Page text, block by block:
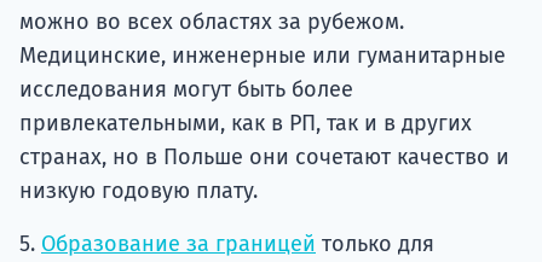
можно во всех областях за рубежом.
Медицинские, инженерные или гуманитарные
исследования могут быть более
привлекательными, как в РП, так и в других
странах, но в Польше они сочетают качество и
низкую годовую плату.
5. Образование за границей только для